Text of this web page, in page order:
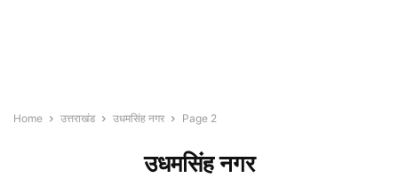
Home उत्तराखंड उधमसिंह नगर Page 2
उधमसिंह नगर